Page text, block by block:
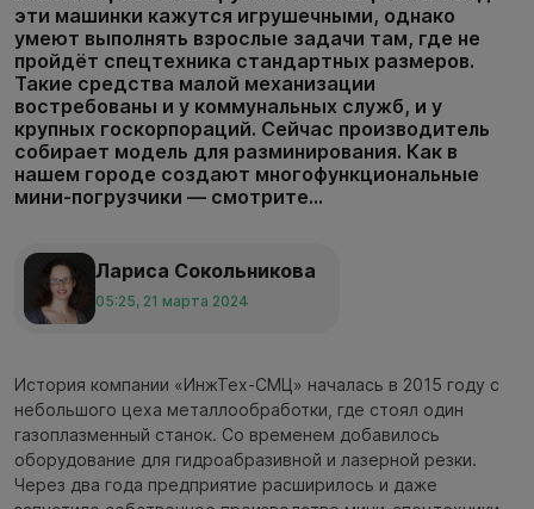
эти машинки кажутся игрушечными, однако
умеют выполнять взрослые задачи там, где не
пройдёт спецтехника стандартных размеров.
Такие средства малой механизации
востребованы и у коммунальных служб, и у
крупных госкорпораций. Сейчас производитель
собирает модель для разминирования. Как в
нашем городе создают многофункциональные
мини-погрузчики — смотрите...
Лариса Сокольникова
05:25, 21 марта 2024
История компании «ИнжТех-СМЦ» началась в 2015 году с
небольшого цеха металлообработки, где стоял один
газоплазменный станок. Со временем добавилось
оборудование для гидроабразивной и лазерной резки.
Через два года предприятие расширилось и даже